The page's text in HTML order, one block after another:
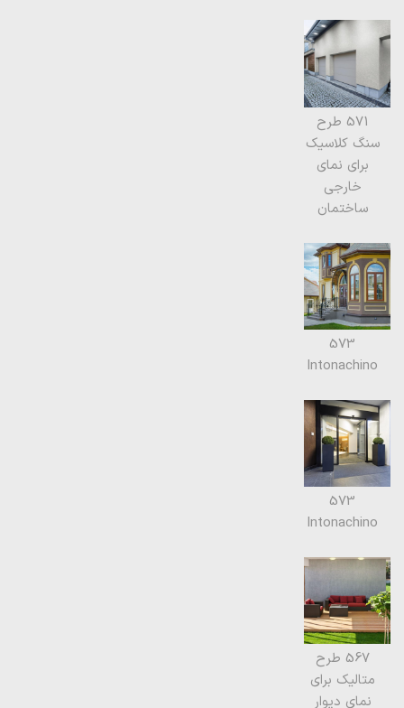
571 طرح
سنگ کلاسیک
برای نمای
خارجی
ساختمان
573
Intonachino
573
Intonachino
567 طرح
متالیک برای
نمای دیوار